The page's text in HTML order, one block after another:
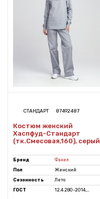
СТАНДАРТ 87492487
Костюм женский
Хаспфуд-Стандарт
(тк.Смесовая,160), серый
Бренд
Факел
Пол
Женский
Сезонность
Лето
ГОСТ
12.4.280-2014,...